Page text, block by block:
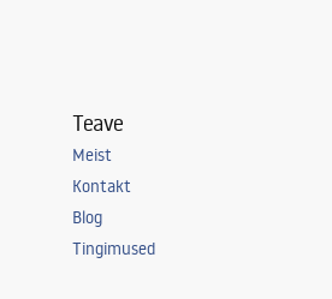
Teave
Meist
Kontakt
Blog
Tingimused